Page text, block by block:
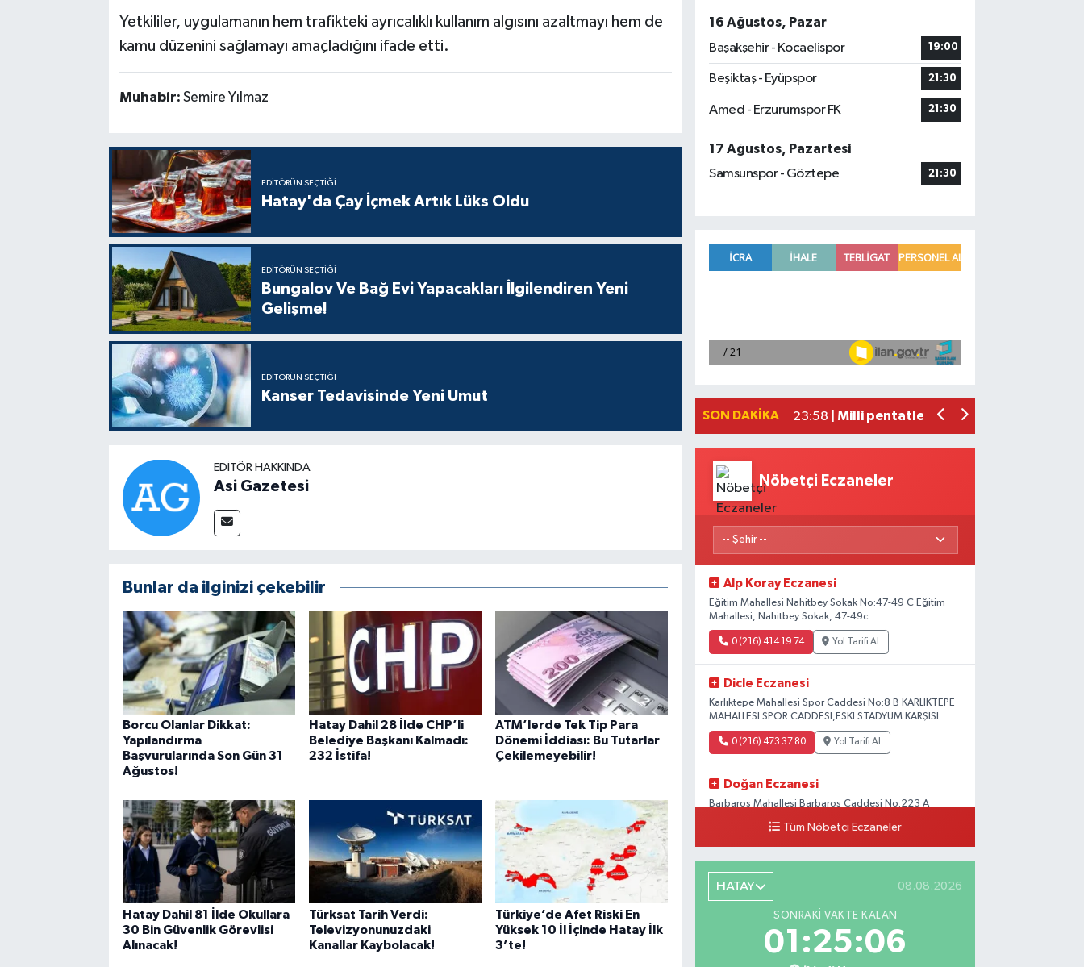
Yetkililer, uygulamanın hem trafikteki ayrıcalıklı kullanım algısını azaltmayı hem de
kamu düzenini sağlamayı amaçladığını ifade etti.
Muhabir: Semire Yılmaz
EDITÖRÜN SEÇTIĞI
Hatay'da Çay İçmek Artık Lüks Oldu
EDITÖRÜN SEÇTIĞI
Bungalov Ve Bağ Evi Yapacakları İlgilendiren Yeni
Gelişme!
EDITÖRÜN SEÇTIĞI
Kanser Tedavisinde Yeni Umut
EDITÖR HAKKINDA
Asi Gazetesi
Bunlar da ilginizi çekebilir
Borcu Olanlar Dikkat:
Yapılandırma
Başvurularında Son Gün 31
Ağustos!
Hatay Dahil 28 İlde CHP’li
Belediye Başkanı Kalmadı:
232 İstifa!
ATM’lerde Tek Tip Para
Dönemi İddiası: Bu Tutarlar
Çekilemeyebilir!
Hatay Dahil 81 İlde Okullara
30 Bin Güvenlik Görevlisi
Alınacak!
Türksat Tarih Verdi:
Televizyonunuzdaki
Kanallar Kaybolacak!
Türkiye’de Afet Riski En
Yüksek 10 İl İçinde Hatay İlk
3’te!
16 Ağustos, Pazar
Başakşehir - Kocaelispor
19:00
Beşiktaş - Eyüpspor 21:30
Amed - Erzurumspor FK 21:30
17 Ağustos, Pazartesi
Samsunspor - Göztepe
21:30
SON DAKIKA
Mersin'de uyuşturucu
23:58 | Milli pentatletler Kıvanç Taşyaran ve
Nöbetçi Eczaneler
Alp Koray Eczanesi
Eğitim Mahallesi Nahitbey Sokak No:47-49 C Eğitim
Mahallesi, Nahitbey Sokak, 47-49c
0 (216) 414 19 74 Yol Tarifi Al
Dicle Eczanesi
Karlıktepe Mahallesi Spor Caddesi No:8 B KARLIKTEPE
MAHALLESİ SPOR CADDESİ,ESKİ STADYUM KARŞISI
0 (216) 473 37 80 Yol Tarifi Al
Doğan Eczanesi
Barbaros Mahallesi Barbaros Caddesi No:223 A
Mali Eczanesi
Merkez Mahallesi Tüloğlu Sokak No:4 A
REŞİTPAŞACADDESİ QNB BANK SOKAĞI REŞİTPAŞA
DENİZKÖŞKLER SAĞLIK OCAĞI KARŞISI
Tüm Nöbetçi Eczaneler
HATAY 08.08.2026
SONRAKI VAKTE KALAN
01:25:05